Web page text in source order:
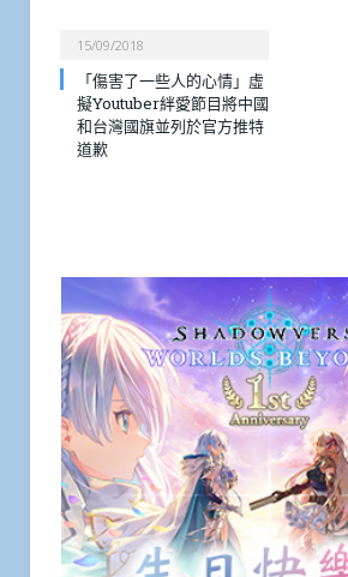
15/09/2018
「傷害了一些人的心情」虛
擬Youtuber絆愛節目將中國
和台灣國旗並列於官方推特
道歉